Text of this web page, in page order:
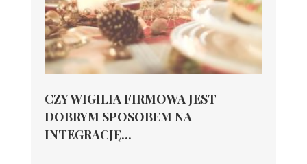
CZY WIGILIA FIRMOWA JEST
DOBRYM SPOSOBEM NA
INTEGRACJĘ...